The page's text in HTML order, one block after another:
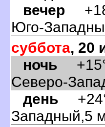
ечер
Юго-
суббота, 20
ночь
Северо-
день
Западный,5